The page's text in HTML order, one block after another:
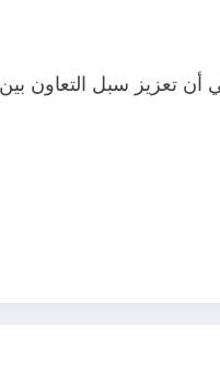
تعزيز سبل التعاون